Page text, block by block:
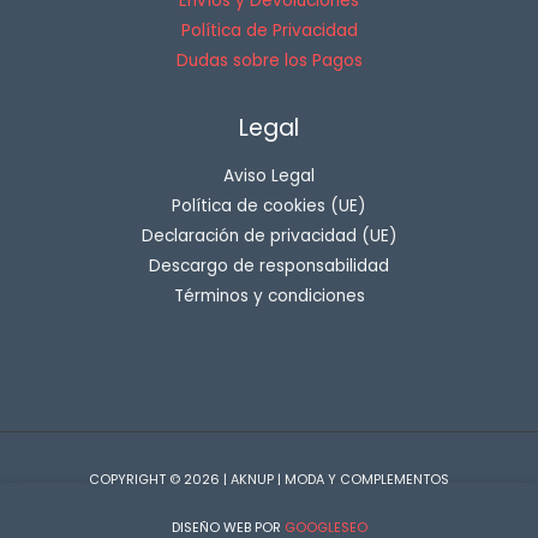
Política de Privacidad
Dudas sobre los Pagos
Legal
Aviso Legal
Política de cookies (UE)
Declaración de privacidad (UE)
Descargo de responsabilidad
Términos y condiciones
COPYRIGHT © 2026 | AKNUP | MODA Y COMPLEMENTOS
DISEÑO WEB POR GOOGLESEO